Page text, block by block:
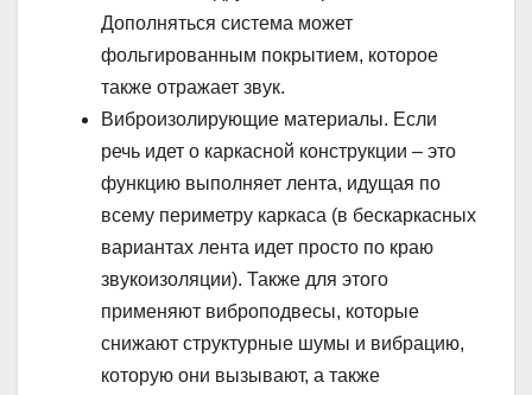
Дополняться система может
фольгированным покрытием, которое
также отражает звук.
Виброизолирующие материалы. Если
речь идет о каркасной конструкции – это
функцию выполняет лента, идущая по
всему периметру каркаса (в бескаркасных
вариантах лента идет просто по краю
звукоизоляции). Также для этого
применяют виброподвесы, которые
снижают структурные шумы и вибрацию,
которую они вызывают, а также